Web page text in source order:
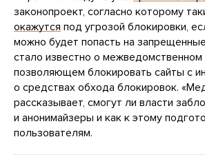
законопроект, согласно которому
окажутся под угрозой блокировки,
можно будет попасть на
стало известно о межведомственном
позволяющем блокировать сайты с
о средствах обхода блокировок.
рассказывает, смогут ли власти
и анонимайзеры и как к этому
пользователям.